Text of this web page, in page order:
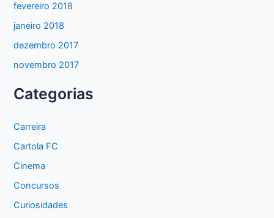
fevereiro 2018
janeiro 2018
dezembro 2017
novembro 2017
Categorias
Carreira
Cartola FC
Cinema
Concursos
Curiosidades